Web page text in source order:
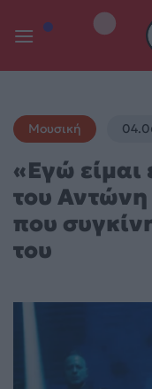
Μουσική
«Εγώ
του
που
του